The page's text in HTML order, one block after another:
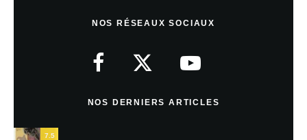
NOS RÉSEAUX SOCIAUX
NOS DERNIERS ARTICLES
7.5